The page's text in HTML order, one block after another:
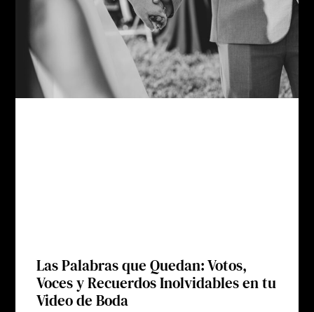
Las Palabras que Quedan: Votos,
Voces y Recuerdos Inolvidables en tu
Video de Boda